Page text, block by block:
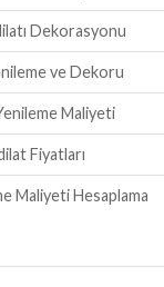
Dekorasyonu
ve Dekoru
Maliyeti
Fiyatları
Maliyeti Hesaplama